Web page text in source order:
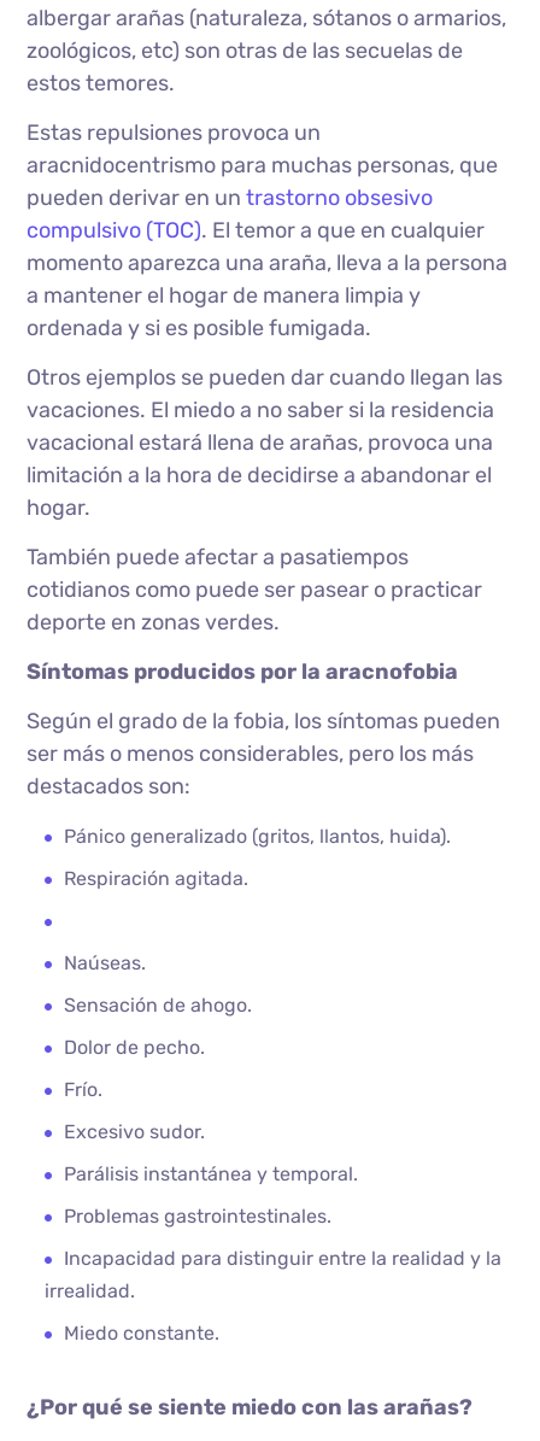
albergar arañas (naturaleza, sótanos o armarios,
zoológicos, etc) son otras de las secuelas de
estos temores.
Estas repulsiones provoca un
aracnidocentrismo para muchas personas, que
pueden derivar en untrastorno obsesivo
compulsivo (TOC). El temor a que en cualquier
momento aparezca una araña, lleva a la persona
a mantener el hogar de manera limpia y
ordenada y si es posible fumigada.
Otros ejemplos se pueden dar cuando llegan las
vacaciones. El miedo a no saber si la residencia
vacacional estará llena de arañas, provoca una
limitación a la hora de decidirse a abandonar el
hogar.
También puede afectar a pasatiempos
cotidianos como puede ser pasear o practicar
deporte en zonas verdes.
Síntomas producidos por la aracnofobia
Según el grado de la fobia, los síntomas pueden
ser más o menos considerables, pero los más
destacados son:
Pánico generalizado (gritos, llantos, huida).
Respiración agitada.
Naúseas.
Sensación de ahogo.
Dolor de pecho.
Frío.
Excesivo sudor.
Parálisis instantánea y temporal.
Problemas gastrointestinales.
Incapacidad para distinguir entre la realidad y la
irrealidad.
Miedo constante.
¿Por qué se siente miedo con las arañas?